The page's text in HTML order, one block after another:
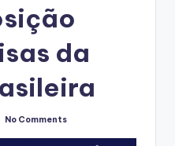
da
No Comments